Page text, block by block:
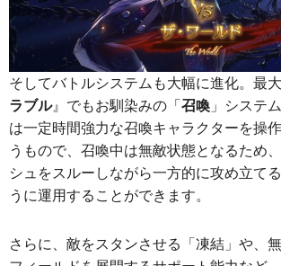
そしてバトルシステムも大幅に進化。最
ラブル』でもお馴染みの「召喚 」システ
は一定時間強力な召喚キャラクターを操
うもので、召喚中は無敵状態となるため
シュをスルーしながら一方的に攻め立て
うに運用することができます。
さらに、敵をスタンさせる「凍結」や、